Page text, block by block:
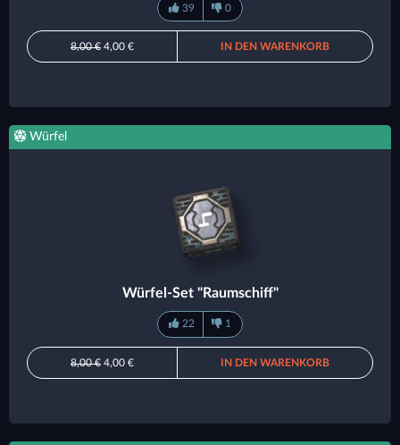
39 0
8,00 € 4,00 € IN DEN WARENKORB
Würfel
Würfel-Set "Raumschiff"
22 1
8,00 € 4,00 € IN DEN WARENKORB